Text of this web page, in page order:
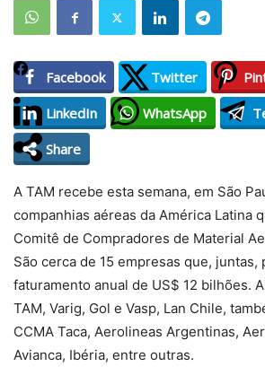
Facebook Twitter
LinkedIn
WhatsApp
Share
A TAM recebe esta semana, em São
companhias aéreas da América Latina
Comitê de Compradores de Material
São cerca de 15 empresas que, juntas,
faturamento anual de US$ 12 bilhões.
TAM, Varig, Gol e Vasp, Lan Chile,
CCMA Taca, Aerolineas Argentinas,
Avianca, Ibéria, entre outras.